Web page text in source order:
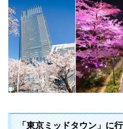
「東京ミッドタウン」に